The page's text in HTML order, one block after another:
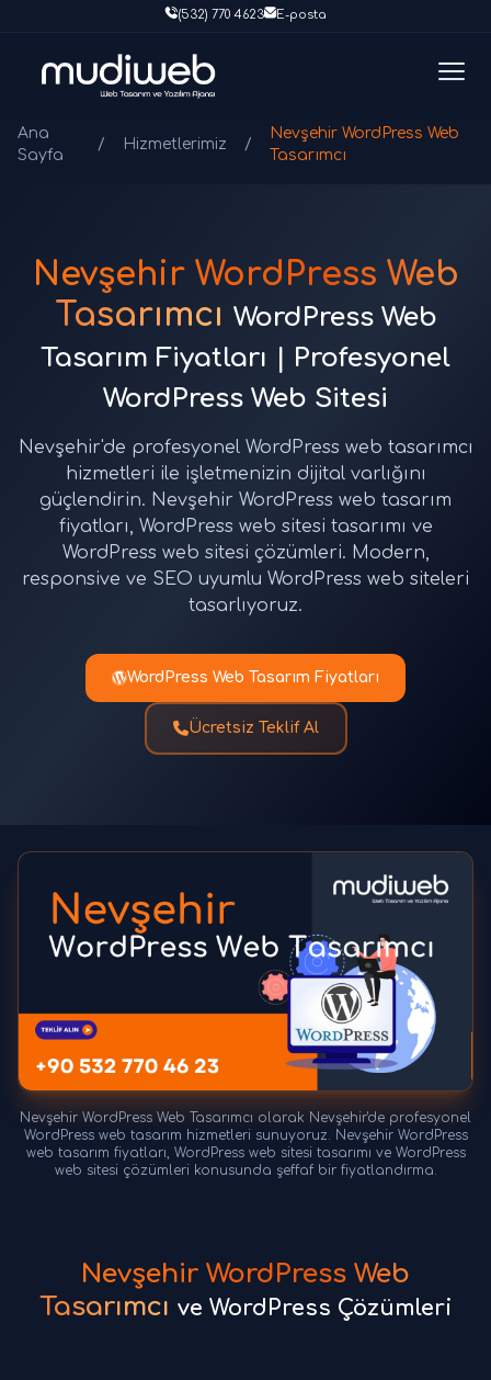
(532) 770 4623 E-posta
Ana
Sayfa
/ Hizmetlerimiz /
Nevşehir WordPress Web
Tasarımcı
Nevşehir WordPress Web
Tasarımcı WordPress Web
Tasarım Fiyatları | Profesyonel
WordPress Web Sitesi
Nevşehir'de profesyonel WordPress web tasarımcı
hizmetleri ile işletmenizin dijital varlığını
güçlendirin. Nevşehir WordPress web tasarım
fiyatları, WordPress web sitesi tasarımı ve
WordPress web sitesi çözümleri. Modern,
responsive ve SEO uyumlu WordPress web siteleri
tasarlıyoruz.
WordPress Web Tasarım Fiyatları
Ücretsiz Teklif Al
Nevşehir WordPress Web Tasarımcı olarak Nevşehir'de profesyonel
WordPress web tasarım hizmetleri sunuyoruz. Nevşehir WordPress
web tasarım fiyatları, WordPress web sitesi tasarımı ve WordPress
web sitesi çözümleri konusunda şeffaf bir fiyatlandırma.
Nevşehir WordPress Web
Tasarımcı ve WordPress Çözümleri